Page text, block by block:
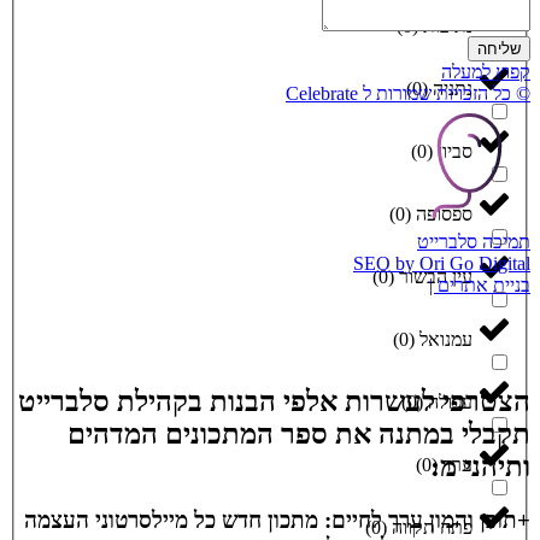
נתיבות(
0
)
נתניה(
0
)
סביון(
0
)
ספסופה (
0
)
עין הבשור(
0
)
עמנואל (
0
)
עפולה(
0
)
ערד(
0
)
פתח תקווה (
0
)
שליחה
קפוץ למעלה
© כל הזכויות שמורות ל Celebrate
תמיכה סלברייט
SEO by Ori Go Digital
בניית אתרים |
הצטרפי לעשרות אלפי הבנות בקהילת סלברייט
תקבלי במתנה את ספר המתכונים המדהים
ותיהני מ:
+תוכן והמון ערך לחיים: מתכון חדש כל מיילסרטוני העצמה